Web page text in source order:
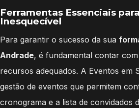
Ferramentas Essenciais
Inesquecível
Para garantir o sucesso da sua
Andrade, é fundamental contar
recursos adequados. A Eventos em
gestão de eventos que permitem
cronograma e a lista de convidados